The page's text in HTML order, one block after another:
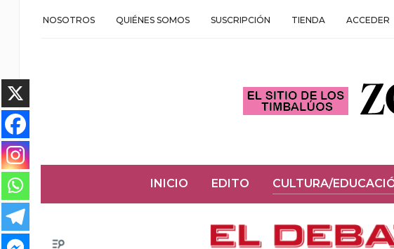
NOSOTROS QUIÉNES SOMOS SUSCRIPCIÓN TIENDA ACCEDER
INICIO EDITO CULTURA/